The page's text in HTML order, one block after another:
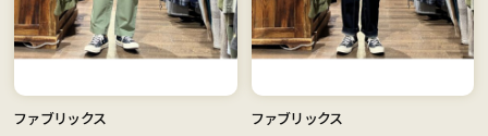
ファブリックス ファブリックス